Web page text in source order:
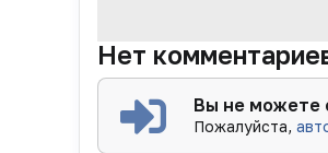
Нет
Вы не можете
Пожалуйста,